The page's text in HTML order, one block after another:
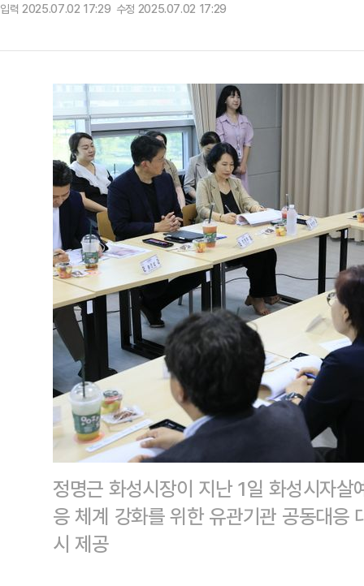
입력 2025.07.02 17:29 수정 2025.07.02 17:29
정명근 화성시장이 지난 1일 화성시자
응 체계 강화를 위한 유관기관 공동대
시 제공